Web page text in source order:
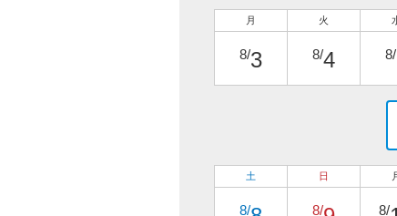
月
8/3
火
8/4 8/
土
8/
日
8/ 8/